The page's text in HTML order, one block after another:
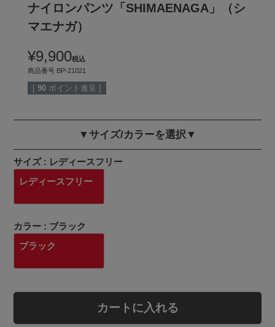
ナイロンパンツ「SHIMAENAGA」（シ
マエナガ）
¥9,900税込
商品番号 BP-21021
[ 90 ポイント進呈 ]
▼サイズ/カラーを選択▼
サイズ
レディースフリー
レディースフリー
カラー
ブラック
ブラック
カートに入れる